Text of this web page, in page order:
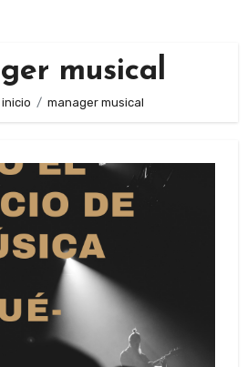
musical
manager musical